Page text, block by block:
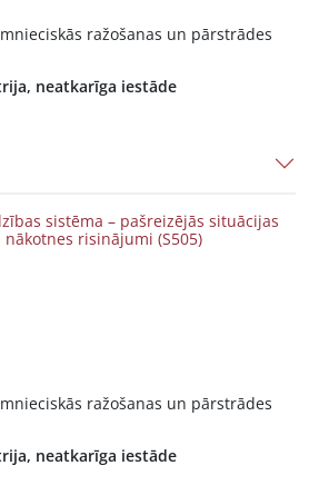
ražošanas un pārstrādes
neatkarīga iestāde
sistēma – pašreizējās situācijas
risinājumi (S505)
ražošanas un pārstrādes
neatkarīga iestāde